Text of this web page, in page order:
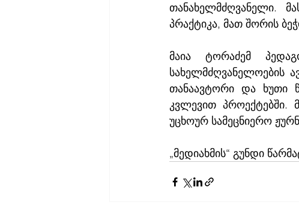
თანახელმძღვანელი.
პრაქტიკა, მათ შორის
მაია ტორაძემ
სახელმძღვანელოების
თანაავტორი და ხუთი
კვლევით პროექტებში.
უცხოურ სამეცნიერო
„მედიახმის“ გუნდი